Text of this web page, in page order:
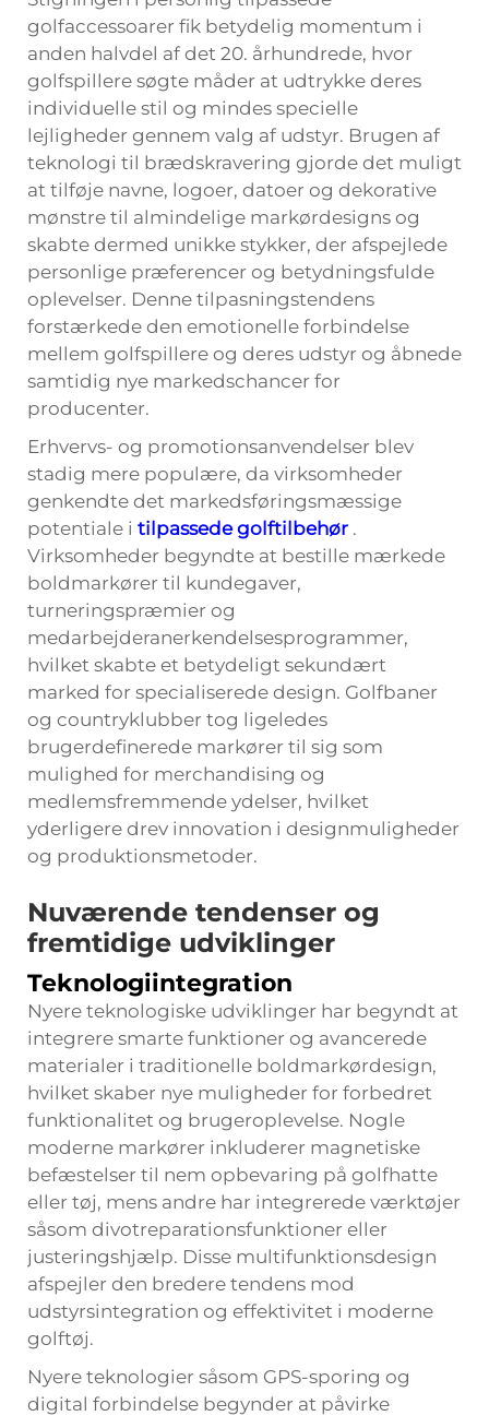
golfaccessoarer fik betydelig momentum i
anden halvdel af det 20. århundrede, hvor
golfspillere søgte måder at udtrykke deres
individuelle stil og mindes specielle
lejligheder gennem valg af udstyr. Brugen af
teknologi til brædskravering gjorde det muligt
at tilføje navne, logoer, datoer og dekorative
mønstre til almindelige markørdesigns og
skabte dermed unikke stykker, der afspejlede
personlige præferencer og betydningsfulde
oplevelser. Denne tilpasningstendens
forstærkede den emotionelle forbindelse
mellem golfspillere og deres udstyr og åbnede
samtidig nye markedschancer for
producenter.
Erhvervs- og promotionsanvendelser blev
stadig mere populære, da virksomheder
genkendte det markedsføringsmæssige
potentiale i tilpassede golftilbehør .
Virksomheder begyndte at bestille mærkede
boldmarkører til kundegaver,
turneringspræmier og
medarbejderanerkendelsesprogrammer,
hvilket skabte et betydeligt sekundært
marked for specialiserede design. Golfbaner
og countryklubber tog ligeledes
brugerdefinerede markører til sig som
mulighed for merchandising og
medlemsfremmende ydelser, hvilket
yderligere drev innovation i designmuligheder
og produktionsmetoder.
Nuværende tendenser og
fremtidige udviklinger
Teknologiintegration
Nyere teknologiske udviklinger har begyndt at
integrere smarte funktioner og avancerede
materialer i traditionelle boldmarkørdesign,
hvilket skaber nye muligheder for forbedret
funktionalitet og brugeroplevelse. Nogle
moderne markører inkluderer magnetiske
befæstelser til nem opbevaring på golfhatte
eller tøj, mens andre har integrerede værktøjer
såsom divotreparationsfunktioner eller
justeringshjælp. Disse multifunktionsdesign
afspejler den bredere tendens mod
udstyrsintegration og effektivitet i moderne
golftøj.
Nyere teknologier såsom GPS-sporing og
digital forbindelse begynder at påvirke